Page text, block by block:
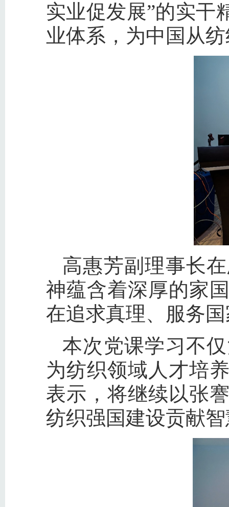
实业促发展”的实干
业体系，为中国从
高惠芳副理事长
神蕴含着深厚的家
在追求真理、服务
本次党课学习不
为纺织领域人才培
表示，将继续以张
纺织强国建设贡献